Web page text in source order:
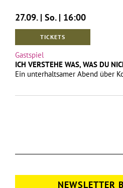
27.09. | So. | 16:00
TICKETS
Gastspiel
ICH VERSTEHE WAS, WAS DU
Ein unterhaltsamer Abend über
NEWSLETTER